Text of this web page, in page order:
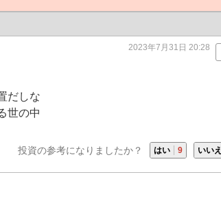
2023年7月31日 20:28
だしな
世の中
投資の参考になりましたか？ はい 9 いいえ